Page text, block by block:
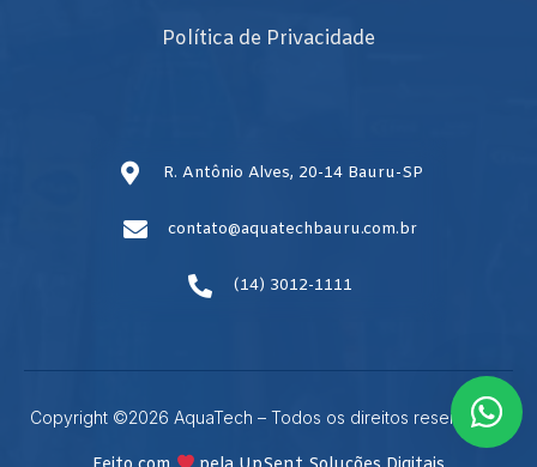
Política de Privacidade
R. Antônio Alves, 20-14 Bauru-SP
contato@aquatechbauru.com.br
(14) 3012-1111
Copyright ©2026 AquaTech – Todos os direitos reservados.